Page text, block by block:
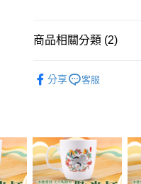
全支付
相關說明
2.付款方式選擇「大哥付
完成交易。
3.實際核准額度、可分期
4.訂單成立30分鐘內，如
消。如遇「轉專審核」未
運送方式
商品相關分類 (2)
分享 客服